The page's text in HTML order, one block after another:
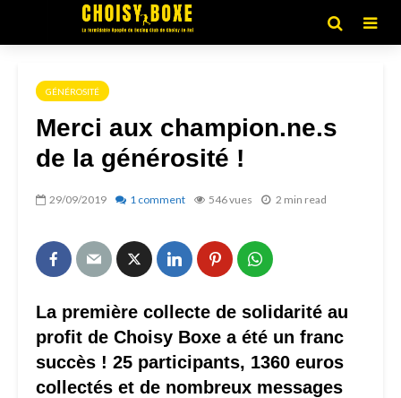
GÉNÉROSITÉ
Merci aux champion.ne.s
de la générosité !
29/09/2019 1 comment 546 vues 2 min read
La première collecte de solidarité au
profit de Choisy Boxe a été un franc
succès ! 25 participants, 1360 euros
collectés et de nombreux messages